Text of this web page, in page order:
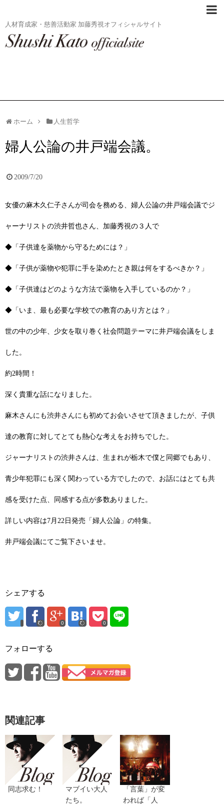
人材育成家・慈善活動家 加藤秀視オフィシャルサイト
ホーム 人生哲学
婦人公論の井戸端会議。
2009/7/20
女優の麻木久仁子さんが司会を務める、 婦人公論の井戸端会議でジ
ャーナリストの渋井哲也さん 、加藤秀視の３人で
◆「子供達を薬物から守るためには？」
◆「子供が薬物や犯罪に手を染めたとき親は何をするべきか？」
◆「子供達はどのような方法で薬物を入手しているのか？」
◆「いま、最も必要な学校での教育のあり方とは？」
世の中の少年、少女を取り巻く社会問題テーマに井戸端会議をしま
した。
約2時間！
深く貴重な話になりました。
麻木さんにも渋井さんにも初めてお会いさせて頂きましたが、子供
達の教育に対してとても熱心な考えをお持ちでした。
ジャーナリストの渋井さんは、生まれが栃木で僕と同郷でもあり、
青少年犯罪にも深く関わっている方でしたので、お話にはとても共
感を受けた点、同感する点が多数ありました。
詳しい内容は7月22日発売「婦人公論」の特集。
井戸端会議にてご覧下さいませ。
シェアする
0 0
フォローする
関連記事
同志求む！
マブイい大人
たち。
「言葉」が変
われば「人